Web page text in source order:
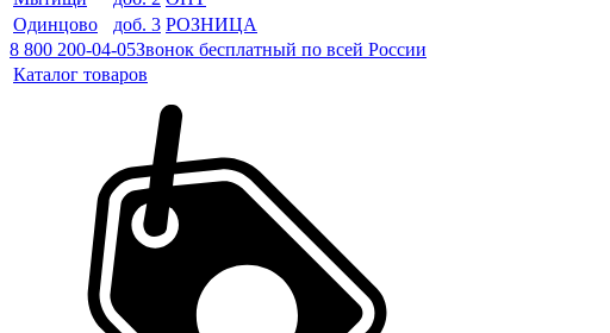
Одинцово
доб. 3 РОЗНИЦА
8 800 200-04-05Звонок бесплатный по всей России
Каталог товаров